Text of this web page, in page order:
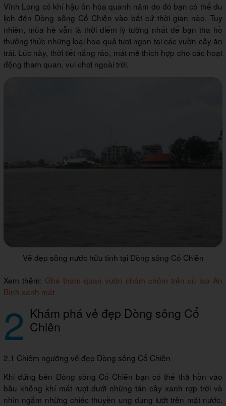
Vĩnh Long có khí hậu ôn hòa quanh năm do đó bạn có thể du
lịch đến Dòng sông Cổ Chiên vào bất cứ thời gian nào. Tuy
nhiên, mùa hè vẫn là thời điểm lý tưởng nhất để bạn tha hồ
thưởng thức những loại hoa quả tươi ngon tại các vườn cây ăn
trái. Lúc này, thời tiết nắng ráo, mát mẻ thích hợp cho các hoạt
động tham quan, vui chơi ngoài trời.
Vẻ đẹp sông nước hữu tình tại Dòng sông Cổ Chiên
Xem thêm: Ghé tham quan vườn chôm chôm trên cù lao An
Bình xanh mát
2 Khám phá vẻ đẹp Dòng sông Cổ
Chiên
2.1 Chiêm ngưỡng vẻ đẹp Dòng sông Cổ Chiên
Khi đứng bên Dòng sông Cổ Chiên bạn có thể thả hồn vào
bầu không khí mát rượi dưới những tán cây xanh rợp trời và
nhìn ngắm những chiếc thuyền ung dung lướt trên mặt nước.